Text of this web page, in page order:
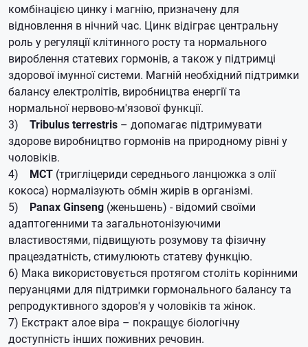
комбінацією цинку і магнію, призначену для
відновлення в нічний час. Цинк відіграє центральну
роль у регуляції клітинного росту та нормального
вироблення статевих гормонів, а також у підтримці
здорової імунної системи. Магній необхідний підтримки
балансу електролітів, виробництва енергії та
нормальної нервово-м'язової функції.
3) Tribulus terrestris – допомагає підтримувати
здорове виробництво гормонів на природному рівні у
чоловіків.
4)
MCT (тригліцериди середнього ланцюжка з олії
кокоса) нормалізують обмін жирів в організмі.
5) Panax Ginseng (женьшень) - відомий своїми
адаптогенними та загальнотонізуючими
властивостями, підвищують розумову та фізичну
працездатність, стимулюють статеву функцію.
6) Мака використовується протягом століть корінними
перуанцями для підтримки гормонального балансу та
репродуктивного здоров'я у чоловіків та жінок.
7) Екстракт алое віра – покращує біологічну
доступність інших поживних речовин.